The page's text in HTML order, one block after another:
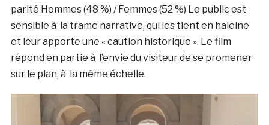
parité Hommes (48 %) / Femmes (52 %) Le public est
sensible à la trame narrative, qui les tient en haleine
et leur apporte une « caution historique ». Le film
répond en partie à l’envie du visiteur de se promener
sur le plan, à la même échelle.